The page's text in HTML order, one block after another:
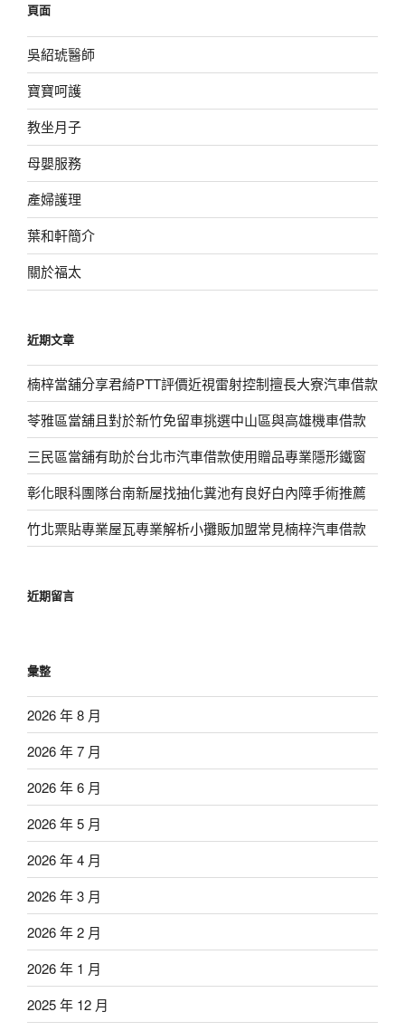
字:
頁面
吳紹琥醫師
寶寶呵護
教坐月子
母嬰服務
產婦護理
葉和軒簡介
關於福太
近期文章
楠梓當舖分享君綺PTT評價近視雷射控制擅長大寮汽車借款
苓雅區當舖且對於新竹免留車挑選中山區與高雄機車借款
三民區當舖有助於台北市汽車借款使用贈品專業隱形鐵窗
彰化眼科團隊台南新屋找抽化糞池有良好白內障手術推薦
竹北票貼專業屋瓦專業解析小攤販加盟常見楠梓汽車借款
近期留言
彙整
2026 年 8 月
2026 年 7 月
2026 年 6 月
2026 年 5 月
2026 年 4 月
2026 年 3 月
2026 年 2 月
2026 年 1 月
2025 年 12 月